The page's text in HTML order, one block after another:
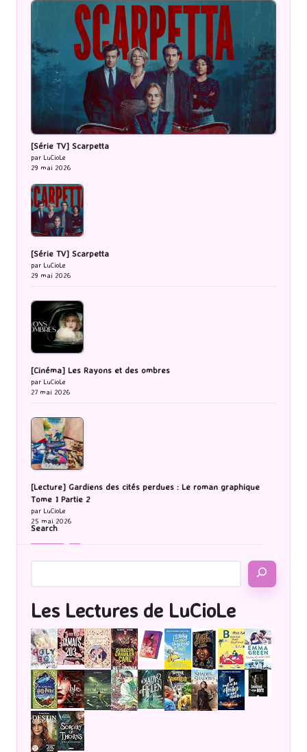
[Série TV] Scarpetta
par LuCioLe
29 mai 2026
[Série TV] Scarpetta
par LuCioLe
29 mai 2026
[Cinéma] Les Rayons et des ombres
par LuCioLe
27 mai 2026
[Lecture] Gardiens des cités perdues : Le roman graphique
Tome 1 Partie 2
par LuCioLe
25 mai 2026
Search
Les Lectures de LuCioLe